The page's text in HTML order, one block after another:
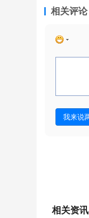
相关评论
相关资讯